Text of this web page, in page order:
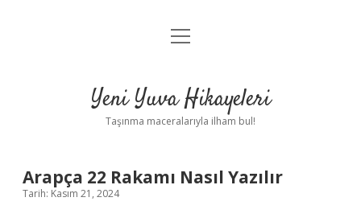
Anasayfa
Yasal Uyarı
menüyü
Yeni Yuva Hikayeleri
Taşınma maceralarıyla ilham bul!
Arapça 22 Rakamı Nasıl Yazılır
Tarih: Kasım 21, 2024